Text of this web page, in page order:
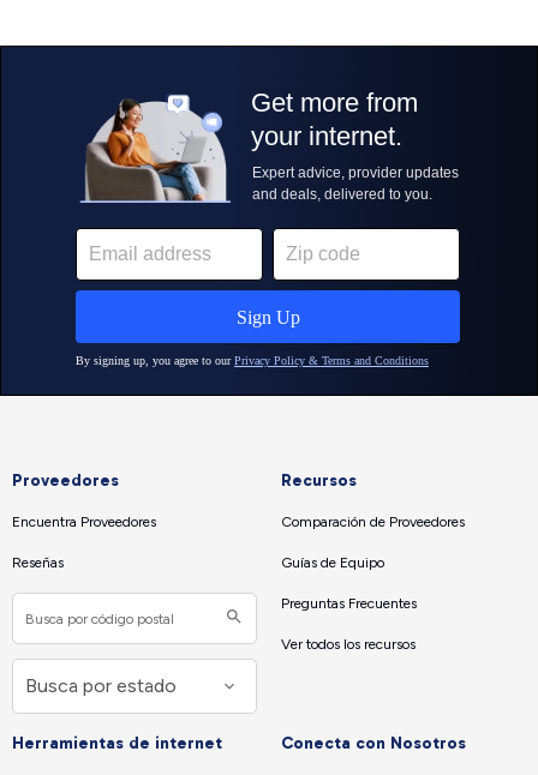
Proveedores
Encuentra Proveedores
Reseñas
Recursos
Comparación de Proveedores
Guías de Equipo
Preguntas Frecuentes
Ver todos los recursos
Herramientas de internet Conecta con Nosotros